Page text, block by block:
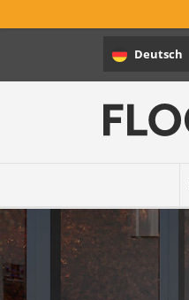
Direkt
Deutsch